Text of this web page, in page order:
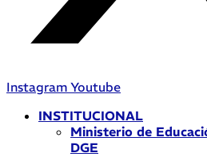
Instagram Youtube
INSTITUCIONAL
Ministerio de
DGE